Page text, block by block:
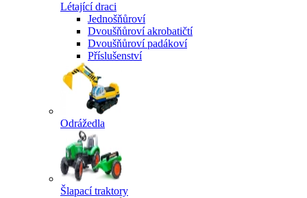
Létající draci
Jednošňůroví
Dvoušňůroví akrobatičtí
Dvoušňůroví padákoví
Příslušenství
Odrážedla
Šlapací traktory